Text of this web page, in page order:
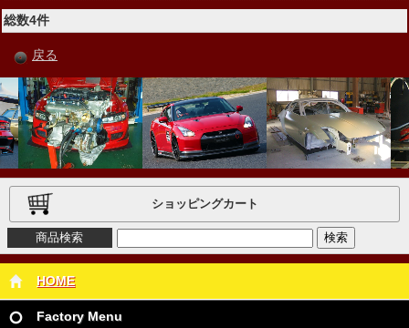
総数4件
戻る
ショッピングカート
商品検索
HOME
Factory Menu